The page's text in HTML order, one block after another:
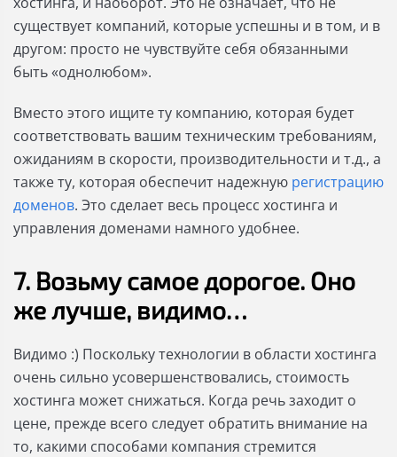
существует компаний, которые успешны и в том, и в
другом: просто не чувствуйте себя обязанными
быть «однолюбом».
Вместо этого ищите ту компанию, которая будет
соответствовать вашим техническим требованиям,
ожиданиям в скорости, производительности и т.д., а
также ту, которая обеспечит надежную регистрацию
доменов. Это сделает весь процесс хостинга и
управления доменами намного удобнее.
7. Возьму самое дорогое. Оно
же лучше, видимо…
Видимо :) Поскольку технологии в области хостинга
очень сильно усовершенствовались, стоимость
хостинга может снижаться. Когда речь заходит о
цене, прежде всего следует обратить внимание на
то, какими способами компания стремится